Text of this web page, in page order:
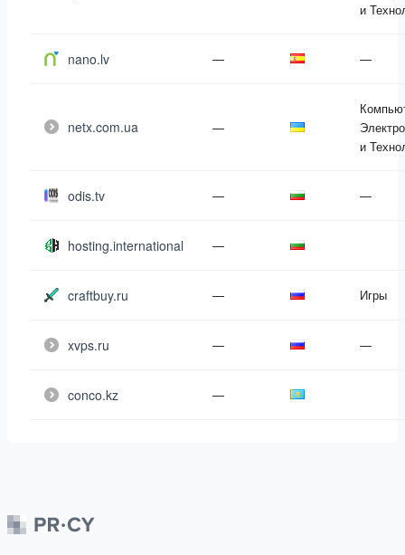
и
nano.lv — —
netx.com.ua —
и
odis.tv — —
hosting.international —
craftbuy.ru — Игры
xvps.ru — —
conco.kz —